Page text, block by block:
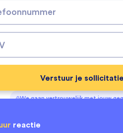
We gaan vertrouwelijk met jouw
Verstuur je
reactie